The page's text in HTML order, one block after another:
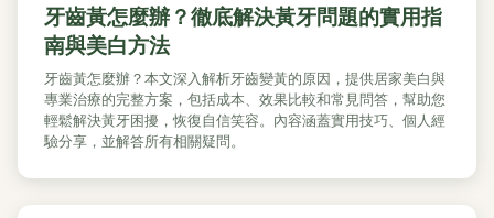
牙齒黃怎麼辦？徹底解決黃牙問題的實用指
南與美白方法
牙齒黃怎麼辦？本文深入解析牙齒變黃的原因，提供居家美白與
專業治療的完整方案，包括成本、效果比較和常見問答，幫助您
輕鬆解決黃牙困擾，恢復自信笑容。內容涵蓋實用技巧、個人經
驗分享，並解答所有相關疑問。